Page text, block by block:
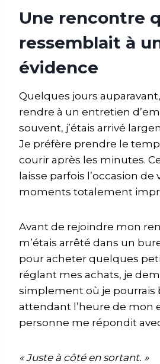
Une rencontre
ressemblait à
évidence
Quelques jours
rendre à un entretien
souvent, j’étais arrivé
Je préfère prendre le
courir après les minutes.
laisse parfois l’occasion de
moments totalement
Avant de rejoindre mon
m’étais arrêté dans un
pour acheter quelques
réglant mes achats, je
simplement où je pourrais
attendant l’heure de mon
personne me répondit
« Juste à côté en sortant. »